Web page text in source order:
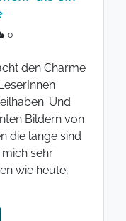
0
den Charme
Und
Bildern von
die lange sind
sehr
wie heute,